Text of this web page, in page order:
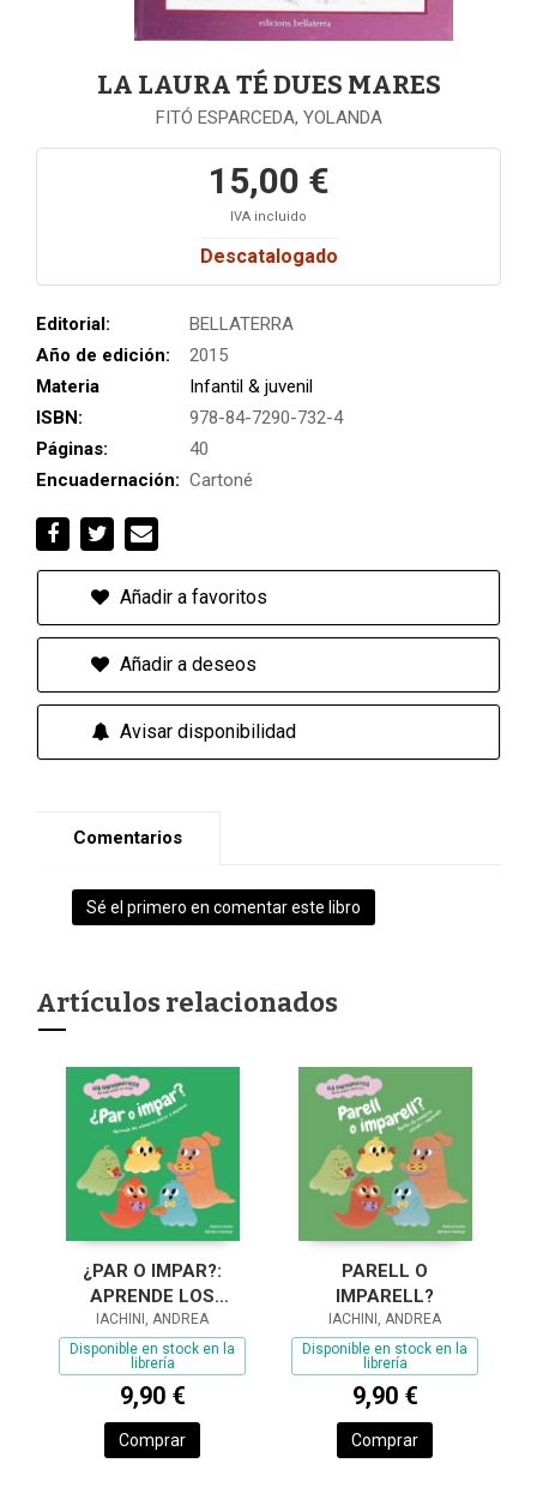
LA LAURA TÉ DUES MARES
FITÓ ESPARCEDA, YOLANDA
15,00 €
IVA incluido
Descatalogado
Editorial:
BELLATERRA
Año de edición:
2015
Materia
Infantil & juvenil
ISBN:
978-84-7290-732-4
Páginas:
40
Encuadernación: Cartoné
Añadir a favoritos
Añadir a deseos
Avisar disponibilidad
Comentarios
Sé el primero en comentar este libro
Artículos relacionados
¿PAR O IMPAR?:
APRENDE LOS
NÚMEROS PARES E
IMPARES
IACHINI, ANDREA
Disponible en stock en la
librería
9,90 €
Comprar
PARELL O
IMPARELL?
IACHINI, ANDREA
Disponible en stock en la
librería
9,90 €
Comprar